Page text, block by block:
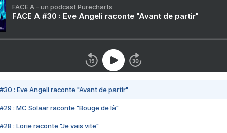
FACE A - un podcast Purecharts
FACE A #30 : Eve Angeli raconte "Avant de partir"
#30 : Eve Angeli raconte "Avant de partir"
#29 : MC Solaar raconte "Bouge de là"
#28 : Lorie raconte "Je vais vite"